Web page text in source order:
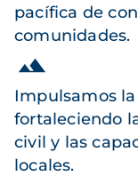
pacífica de
comunidades.
Impulsamos
fortaleciendo
civil y las
locales.